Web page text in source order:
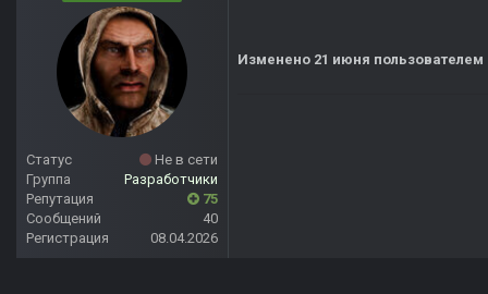
Статус
Не в сети
Группа
Разработчики
Репутация
75
Сообщений
40
Регистрация
08.04.2026
Изменено 21 июня пользователем